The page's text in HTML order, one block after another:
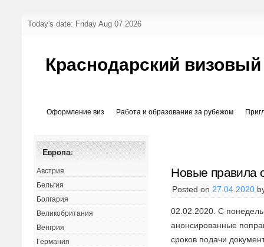
Today's date: Friday Aug 07 2026
Краснодарский
Оформление виз Работа и образование за рубежом
Новые правила
Posted on 27.04.2020
02.02.2020. С
анонсированные
сроков подачи
Европа:
Австрия
Бельгия
Болгария
Великобритания
Венгрия
Германия